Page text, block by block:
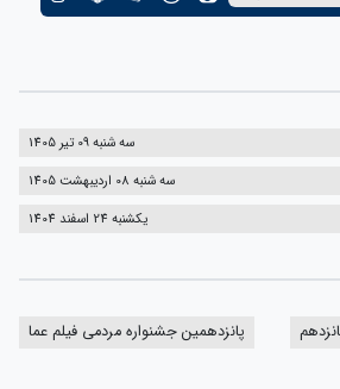
سه شنبه 09 تیر 1405
سه شنبه 08 اردیبهشت 1405
یکشنبه 24 اسفند 1404
پانزدهمین جشنواره مردمی فیلم عما